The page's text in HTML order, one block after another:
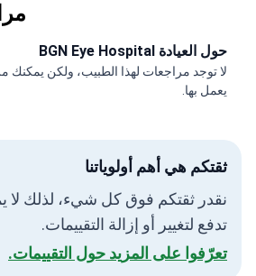
حول العيادة BGN Eye Hospital
لا توجد مراجعات لهذا الطبيب، ولكن يمكنك
يعمل بها.
ثقتكم هي أهم أولوياتنا
نقدر ثقتكم فوق كل شيء، لذلك لا
تدفع لتغيير أو إزالة التقييمات.
تعرّفوا على المزيد حول التقييمات.